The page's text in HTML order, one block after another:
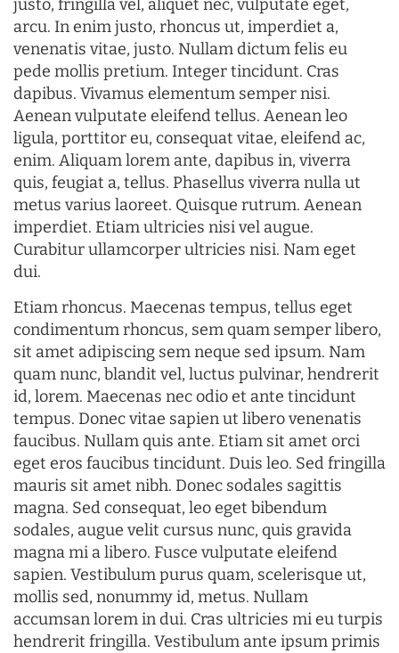
justo, fringilla vel, aliquet nec, vulputate eget,
arcu. In enim justo, rhoncus ut, imperdiet a,
venenatis vitae, justo. Nullam dictum felis eu
pede mollis pretium. Integer tincidunt. Cras
dapibus. Vivamus elementum semper nisi.
Aenean vulputate eleifend tellus. Aenean leo
ligula, porttitor eu, consequat vitae, eleifend ac,
enim. Aliquam lorem ante, dapibus in, viverra
quis, feugiat a, tellus. Phasellus viverra nulla ut
metus varius laoreet. Quisque rutrum. Aenean
imperdiet. Etiam ultricies nisi vel augue.
Curabitur ullamcorper ultricies nisi. Nam eget
dui.
Etiam rhoncus. Maecenas tempus, tellus eget
condimentum rhoncus, sem quam semper libero,
sit amet adipiscing sem neque sed ipsum. Nam
quam nunc, blandit vel, luctus pulvinar, hendrerit
id, lorem. Maecenas nec odio et ante tincidunt
tempus. Donec vitae sapien ut libero venenatis
faucibus. Nullam quis ante. Etiam sit amet orci
eget eros faucibus tincidunt. Duis leo. Sed fringilla
mauris sit amet nibh. Donec sodales sagittis
magna. Sed consequat, leo eget bibendum
sodales, augue velit cursus nunc, quis gravida
magna mi a libero. Fusce vulputate eleifend
sapien. Vestibulum purus quam, scelerisque ut,
mollis sed, nonummy id, metus. Nullam
accumsan lorem in dui. Cras ultricies mi eu turpis
hendrerit fringilla. Vestibulum ante ipsum primis